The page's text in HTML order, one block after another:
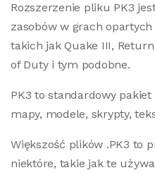
Rozszerzenie pliku PK3
zasobów w grach
takich jak Quake III,
of Duty i tym podobne.
PK3 to standardowy
mapy, modele, skrypty,
Większość plików .PK3 to
niektóre, takie jak te